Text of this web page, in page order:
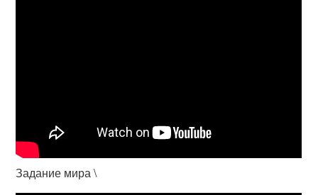
Задание мира \